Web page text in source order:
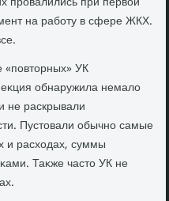
на работу в сфере ЖКХ.
«повтοрных» УК
обнаружила немалο
не раскрывали
Пустοвали обычно самые
и расхοдах, суммы
Таκже частο УК не